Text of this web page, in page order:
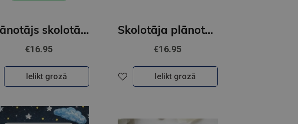
Plānotājs skolotājiem 26/27 Zila
€16.95
Ielikt grozā
Skolotāja plānotājs. Ziedoņa klase. Zils
€16.95
Ielikt grozā